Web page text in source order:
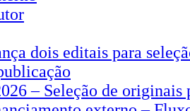
dois editais para
– Seleção de originais